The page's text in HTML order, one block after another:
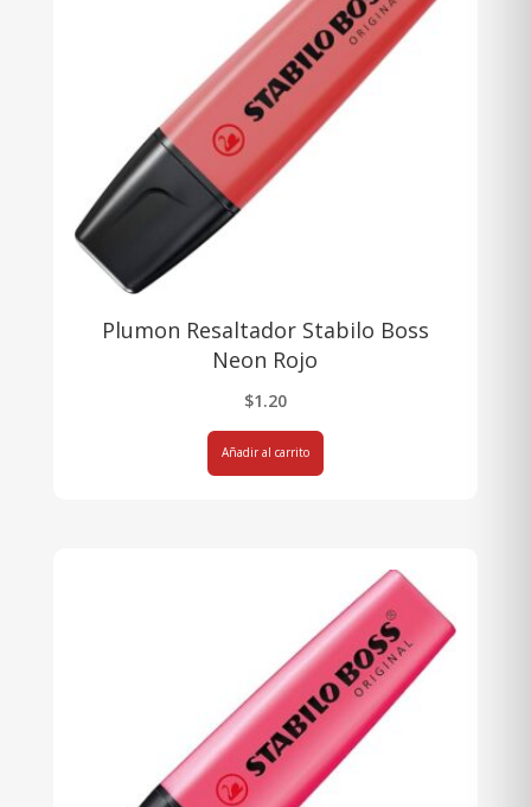
Plumon Resaltador Stabilo Boss
Neon Rojo
$1.20
Añadir al carrito